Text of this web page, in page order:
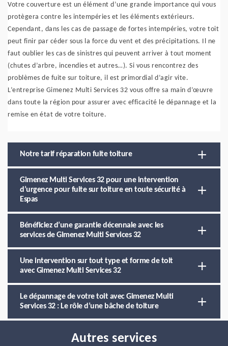
Votre couverture est un élément d’une grande importance qui vous
protègera contre les intempéries et les éléments extérieurs.
Cependant, dans les cas de passage de fortes intempéries, votre toit
peut finir par céder sous la force du vent et des précipitations. Il ne
faut oublier les cas de sinistres qui peuvent arriver à tout moment
(chutes d’arbre, incendies et autres…). Si vous rencontrez des
problèmes de fuite sur toiture, il est primordial d’agir vite.
L’entreprise Gimenez Multi Services 32 vous offre sa main d’œuvre
dans toute la région pour assurer avec efficacité le dépannage et la
remise en état de votre toiture.
Notre tarif réparation fuite toiture
Gimenez Multi Services 32 pour une intervention
d’urgence pour fuite sur toiture en toute sécurité à
Espas
Bénéficiez d’une garantie décennale avec les
services de Gimenez Multi Services 32
Une intervention sur tout type et forme de toit
avec Gimenez Multi Services 32
Le dépannage de votre toit avec Gimenez Multi
Services 32 : Le rôle d’une bâche de toiture
Autres services